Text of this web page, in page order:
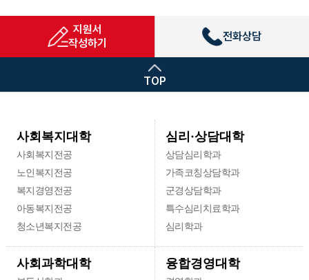
수들과 함께 세미나를 진행하며 입지를 지키고 있다고
이렇게 능력있는 교수잔의 수업을 배우기만 하는겐 아
니라 직접 상담현장에서 경험을 해보면서 전공지식을
확인하고 개발할 수 있어! 사회에서 활동중인 선배들과
심리 전문인으로 활동할수 있는 환경까지 완벽한 이곳!
상담심리에 관심있다면 대학원 과정까지 준비된 국내
최대 상담심리학과 서울사이버대학에서 시작해보는건
어떨까? 자 그럼 울모두 서울사이버대학교 상담심리학
과에서 만나!
지원서
작성하기
전화상담
TOP
사회복지대학
사회복지전공
노인복지전공
복지경영전공
아동복지전공
청소년복지전공
심리·상담대학
상담심리학과
가족코칭상담학과
군경상담학과
특수심리치료학과
심리학과
사회과학대학 융합경영대학